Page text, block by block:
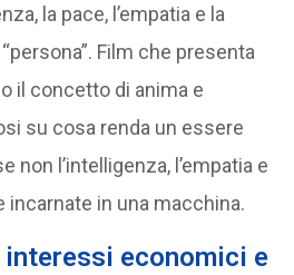
la pace, l’empatia e la
Film che presenta
il concetto di anima e
su cosa renda un essere
non l’intelligenza, l’empatia e
incarnate in una macchina.
economici e